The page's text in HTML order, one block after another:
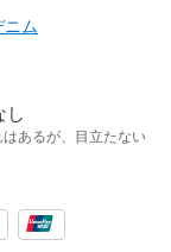
ニム
し
あるが、目立たない